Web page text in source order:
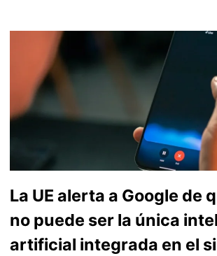
La UE alerta a Google de
no puede ser la única
artificial integrada en el